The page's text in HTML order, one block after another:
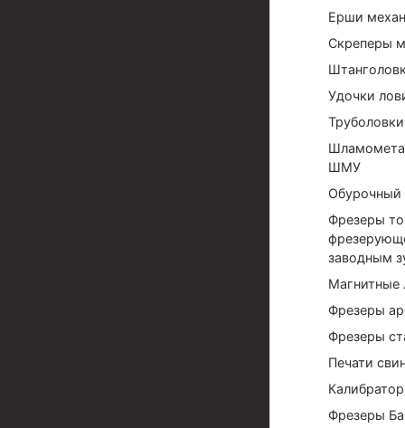
Оборудование для трубопроводов и
Ерши
Скреперы
Удочки
Труболовки
ШМУ
Обурочный
Фрезеры
заводным
Магнитные
Фрезеры
Фрезеры
Печати
Фрезеры